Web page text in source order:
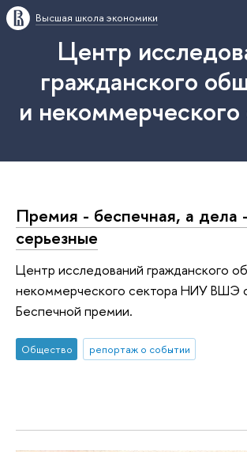
Высшая школа экономики
Центр
гражданского
и некоммерческого
Премия - беспечная, а дела -
серьезные
Центр исследований гражданского
некоммерческого сектора НИУ ВШЭ
Беспечной премии.
Общество репортаж о событии